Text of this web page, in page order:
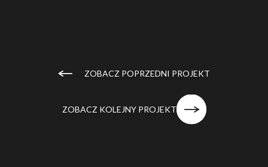
ZOBACZ POPRZEDNI PROJEKT
ZOBACZ KOLEJNY PROJEKT